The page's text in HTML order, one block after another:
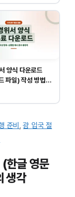
양식 다운로드
파일) 작성 방법
준비 ,괌 입국 절
한글 영문
생각